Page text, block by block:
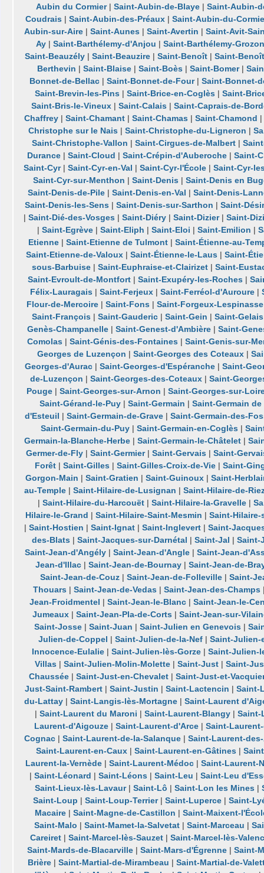
Aubin du Cormier|Saint-Aubin-de-Blaye |Saint-Aubin-
Coudrais |Saint-Aubin-des-Préaux |Saint-Aubin-du-
Aubin-sur-Aire |Saint-Aunes |Saint-Avertin |Saint-Avit-
Ay| Saint-Barthélemy-d'Anjou | Saint-Barthélemy-Grozon
Saint-Beauzély |Saint-Beauzire |Saint-Benoît |Saint-
Berthevin | Saint-Blaise| Saint-Boès| Saint-Bomer|
Bonnet-de-Bellac| Saint-Bonnet-de-Four| Saint-Bonnet-
Saint-Brevin-les-Pins| Saint-Brice-en-Coglès| Saint-
Saint-Bris-le-Vineux |Saint-Calais |Saint-Caprais-de-
Chaffrey| Saint-Chamant| Saint-Chamas| Saint-Chamond |
Christophe sur le Nais| Saint-Christophe-du-Ligneron |
Saint-Christophe-Vallon |Saint-Cirgues-de-Malbert |
Durance| Saint-Cloud | Saint-Crépin-d'Auberoche| Saint-
Saint-Cyr|Saint-Cyr-en-Val |Saint-Cyr-l'École |Saint-Cyr-
Saint-Cyr-sur-Menthon |Saint-Denis |Saint-Denis en
Saint-Denis-de-Pile |Saint-Denis-en-Val |Saint-Denis-
Saint-Denis-les-Sens |Saint-Denis-sur-Sarthon |Saint-
|Saint-Dié-des-Vosges |Saint-Diéry |Saint-Dizier|Saint-
| Saint-Egrève| Saint-Eliph | Saint-Eloi | Saint-Emilion |
Etienne |Saint-Etienne de Tulmont |Saint-Étienne-au-
Saint-Etienne-de-Valoux| Saint-Étienne-le-Laus| Saint-
sous-Barbuise |Saint-Euphraise-et-Clairizet |Saint-
Saint-Evroult-de-Montfort| Saint-Exupéry-les-Roches|
Félix-Lauragais| Saint-Ferjeux| Saint-Ferréol-d'Auroure|
Flour-de-Mercoire |Saint-Fons |Saint-Forgeux-Lespinasse
Saint-François| Saint-Gauderic| Saint-Gein | Saint-Gelais
Genès-Champanelle| Saint-Genest-d'Ambière| Saint-
Comolas| Saint-Génis-des-Fontaines| Saint-Genis-sur-
Georges de Luzençon |Saint-Georges des Coteaux |
Georges-d'Aurac| Saint-Georges-d'Espéranche| Saint-
de-Luzençon | Saint-Georges-des-Coteaux| Saint-
Pouge |Saint-Georges-sur-Arnon |Saint-Georges-sur-
Saint-Gérand-le-Puy |Saint-Germain |Saint-Germain
d'Esteuil | Saint-Germain-de-Grave| Saint-Germain-des-
Saint-Germain-du-Puy |Saint-Germain-en-Coglès |
Germain-la-Blanche-Herbe| Saint-Germain-le-Châtelet|
Germer-de-Fly| Saint-Germier| Saint-Gervais| Saint-
Forêt| Saint-Gilles| Saint-Gilles-Croix-de-Vie| Saint-
Gorgon-Main | Saint-Gratien | Saint-Guinoux| Saint-
au-Temple |Saint-Hilaire-de-Lusignan |Saint-Hilaire-de-
| Saint-Hilaire-du-Harcouët| Saint-Hilaire-la-Gravelle|
Hilaire-le-Grand |Saint-Hilaire-Saint-Mesmin |Saint-
|Saint-Hostien |Saint-Ignat |Saint-Inglevert |Saint-
des-Blats| Saint-Jacques-sur-Darnétal | Saint-Jal | Saint-
Saint-Jean-d'Angély |Saint-Jean-d'Angle |Saint-Jean-
Jean-d'Illac| Saint-Jean-de-Bournay| Saint-Jean-de-
Saint-Jean-de-Couz |Saint-Jean-de-Folleville |Saint-
Thouars |Saint-Jean-de-Vedas |Saint-Jean-des-Champs
Jean-Froidmentel |Saint-Jean-le-Blanc |Saint-Jean-le-
Jumeaux |Saint-Jean-Pla-de-Corts |Saint-Jean-sur-
Saint-Josse |Saint-Juan |Saint-Julien en Genevois |
Julien-de-Coppel |Saint-Julien-de-la-Nef |Saint-Julien-
Innocence-Eulalie| Saint-Julien-lès-Gorze| Saint-Julien-
Villas| Saint-Julien-Molin-Molette| Saint-Just| Saint-
Chaussée| Saint-Just-en-Chevalet| Saint-Just-et-
Just-Saint-Rambert| Saint-Justin | Saint-Lactencin | Saint-
du-Lattay| Saint-Langis-lès-Mortagne| Saint-Laurent
| Saint-Laurent du Maroni | Saint-Laurent-Blangy| Saint-
Laurent-d'Aigouze |Saint-Laurent-d'Arce |Saint-
Cognac| Saint-Laurent-de-la-Salanque| Saint-Laurent-
Saint-Laurent-en-Caux |Saint-Laurent-en-Gâtines |
Laurent-la-Vernède |Saint-Laurent-Médoc |Saint-Laurent-
| Saint-Léonard | Saint-Léons| Saint-Leu | Saint-Leu
Saint-Lieux-lès-Lavaur| Saint-Lô | Saint-Lon les Mines|
Saint-Loup |Saint-Loup-Terrier|Saint-Luperce |Saint-
Macaire| Saint-Magne-de-Castillon | Saint-Maixent-
Saint-Malo |Saint-Mamet-la-Salvetat |Saint-Marceau |
Careiret| Saint-Marcel-lès-Sauzet| Saint-Marcel-lès-
Saint-Mards-de-Blacarville| Saint-Mars-d'Égrenne| Saint-
Brière| Saint-Martial-de-Mirambeau | Saint-Martial-de-